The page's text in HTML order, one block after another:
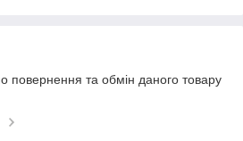
повернення та обмін даного товару